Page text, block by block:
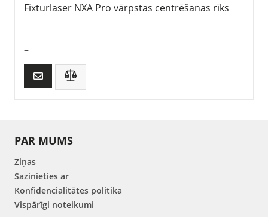
Fixturlaser NXA Pro vārpstas centrēšanas rīks
–
PAR MUMS
Ziņas
Sazinieties ar
Konfidencialitātes politika
Vispārīgi noteikumi